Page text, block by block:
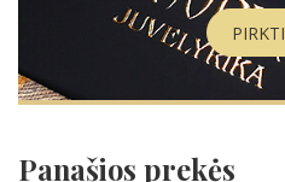
PIRKTI
Panašios prekės